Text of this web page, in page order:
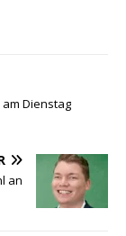
Dienstag
an